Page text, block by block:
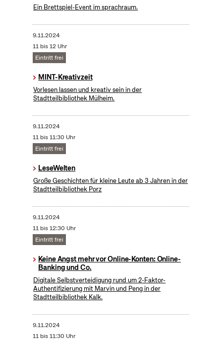
Ein Brettspiel-Event im sprachraum.
9.11.2024
11 bis 12 Uhr
Eintritt frei
MINT-Kreativzeit
Vorlesen lassen und kreativ sein in der
Stadtteilbibliothek Mülheim.
9.11.2024
11 bis 11:30 Uhr
Eintritt frei
LeseWelten
Große Geschichten für kleine Leute ab 3 Jahren in der
Stadtteilbibliothek Porz
9.11.2024
11 bis 12:30 Uhr
Eintritt frei
Keine Angst mehr vor Online-Konten: Online-
Banking und Co.
Digitale Selbstverteidigung rund um 2-Faktor-
Authentifizierung mit Marvin und Peng in der
Stadtteilbibliothek Kalk.
9.11.2024
11 bis 11:30 Uhr